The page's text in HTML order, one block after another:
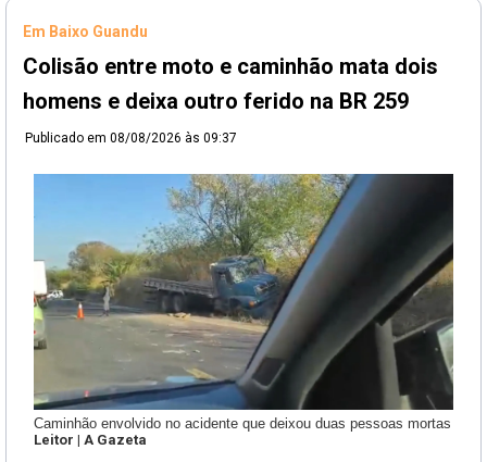
Em Baixo Guandu
Colisão entre moto e caminhão mata dois
homens e deixa outro ferido na BR 259
Publicado em 08/08/2026 às 09:37
Caminhão envolvido no acidente que deixou duas pessoas mortas
Leitor | A Gazeta